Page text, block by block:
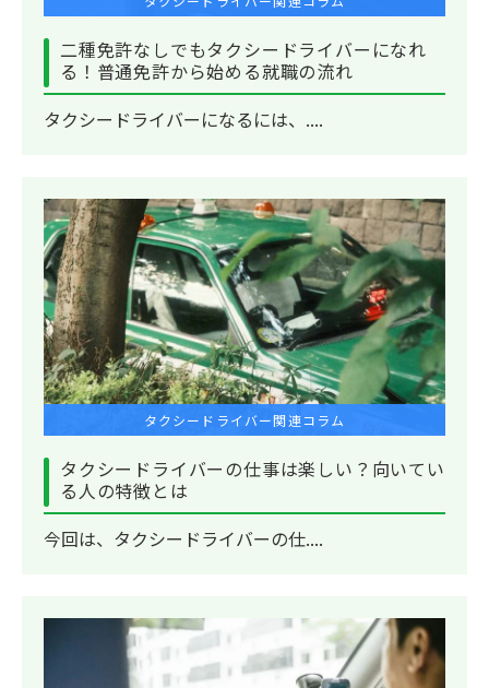
二種免許なしでもタクシードライバーになれ
る！普通免許から始める就職の流れ
タクシードライバーになるには、....
タクシードライバー関連コラム
タクシードライバーの仕事は楽しい？向いてい
る人の特徴とは
今回は、タクシードライバーの仕....